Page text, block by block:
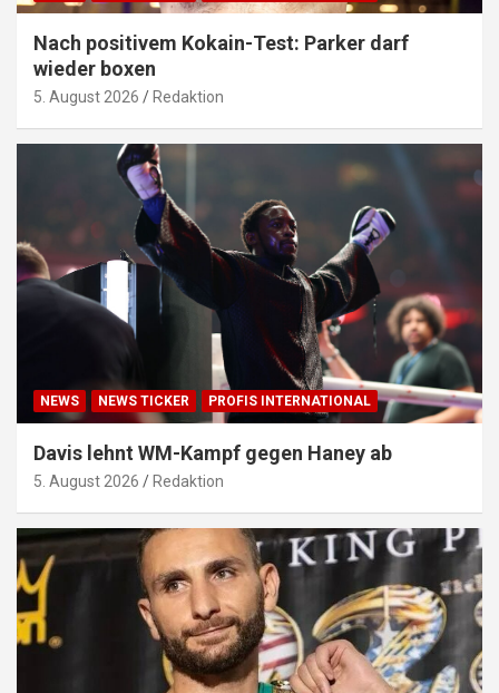
Nach positivem Kokain-Test: Parker darf
wieder boxen
5. August 2026 Redaktion
NEWS NEWS TICKER PROFIS INTERNATIONAL
Davis lehnt WM-Kampf gegen Haney ab
5. August 2026 Redaktion